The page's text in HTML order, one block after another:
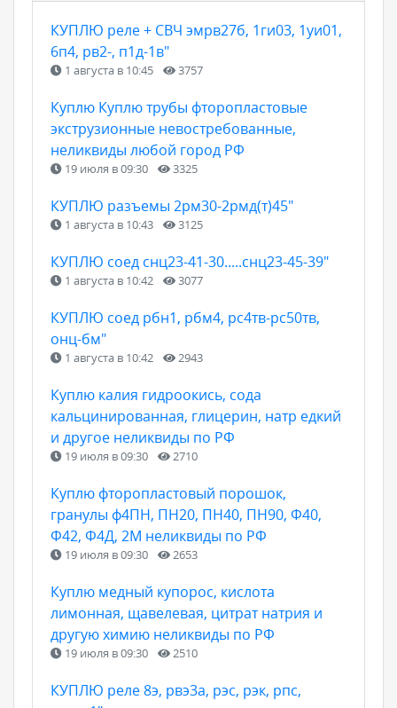
КУПЛЮ реле + СВЧ эмрв27б, 1ги03, 1уи01,
6п4, рв2-, п1д-1в"
1 августа в 10:45 3757
Куплю Куплю трубы фторопластовые
экструзионные невостребованные,
неликвиды любой город РФ
19 июля в 09:30 3325
КУПЛЮ разъемы 2рм30-2рмд(т)45"
1 августа в 10:43 3125
КУПЛЮ соед снц23-41-30.....снц23-45-39"
1 августа в 10:42 3077
КУПЛЮ соед рбн1, рбм4, рс4тв-рс50тв,
онц-бм"
1 августа в 10:42 2943
Куплю калия гидроокись, сода
кальцинированная, глицерин, натр едкий
и другое неликвиды по РФ
19 июля в 09:30 2710
Куплю фторопластовый порошок,
гранулы ф4ПН, ПН20, ПН40, ПН90, Ф40,
Ф42, Ф4Д, 2М неликвиды по РФ
19 июля в 09:30 2653
Куплю медный купорос, кислота
лимонная, щавелевая, цитрат натрия и
другую химию неликвиды по РФ
19 июля в 09:30 2510
КУПЛЮ реле 8э, рвэ3а, рэс, рэк, рпс,